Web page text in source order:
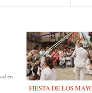
en
FIESTA DE LOS